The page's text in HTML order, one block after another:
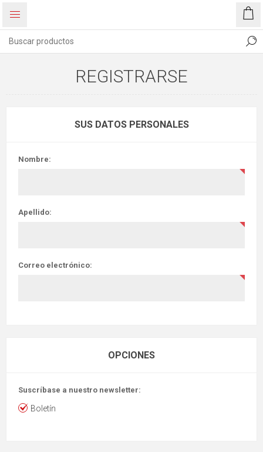
REGISTRARSE
SUS DATOS PERSONALES
Nombre:
Apellido:
Correo electrónico:
OPCIONES
Suscríbase a nuestro newsletter:
Boletín